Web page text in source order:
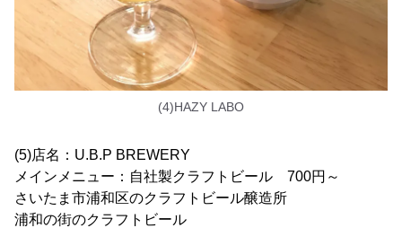
(4)HAZY LABO
(5)店名：U.B.P BREWERY
メインメニュー：自社製クラフトビール 700円～
さいたま市浦和区のクラフトビール醸造所
浦和の街のクラフトビール